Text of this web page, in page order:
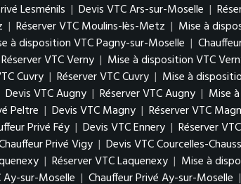
Lesménils | Devis VTC Ars-sur-Moselle |
| Réserver VTC Moulins-lès-Metz | Mise à
à disposition VTC Pagny-sur-Moselle |
Réserver VTC Verny | Mise à disposition VTC
Cuvry | Réserver VTC Cuvry | Mise à
Devis VTC Augny | Réserver VTC Augny | Mise
Peltre | Devis VTC Magny | Réserver VTC
Privé Féy | Devis VTC Ennery | Réserver
Privé Vigy | Devis VTC Courcelles-
| Réserver VTC Laquenexy | Mise à
sur-Moselle | Chauffeur Privé Ay-sur-Moselle |